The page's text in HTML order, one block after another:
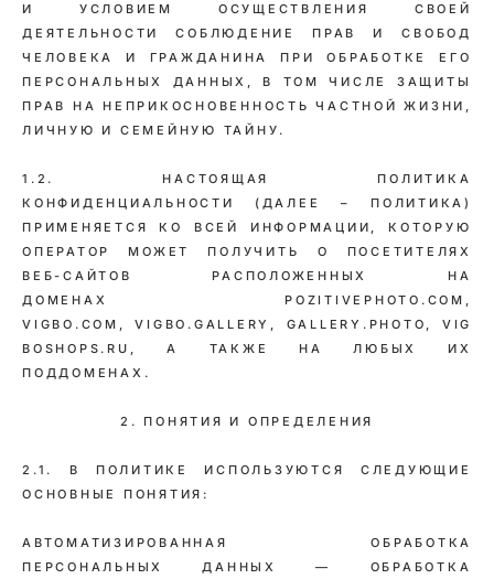
И УСЛОВИЕМ ОСУЩЕСТВЛЕНИЯ СВОЕЙ
ДЕЯТЕЛЬНОСТИ СОБЛЮДЕНИЕ ПРАВ И СВОБОД
ЧЕЛОВЕКА И ГРАЖДАНИНА ПРИ ОБРАБОТКЕ ЕГО
ПЕРСОНАЛЬНЫХ ДАННЫХ, В ТОМ ЧИСЛЕ ЗАЩИТЫ
ПРАВ НА НЕПРИКОСНОВЕННОСТЬ ЧАСТНОЙ ЖИЗНИ,
ЛИЧНУЮ И СЕМЕЙНУЮ ТАЙНУ.
1.2. НАСТОЯЩАЯ ПОЛИТИКА
КОНФИДЕНЦИАЛЬНОСТИ (ДАЛЕЕ – ПОЛИТИКА)
ПРИМЕНЯЕТСЯ КО ВСЕЙ ИНФОРМАЦИИ, КОТОРУЮ
ОПЕРАТОР МОЖЕТ ПОЛУЧИТЬ О ПОСЕТИТЕЛЯХ
ВЕБ-САЙТОВ РАСПОЛОЖЕННЫХ НА
ДОМЕНАХ POZITIVEPHOTO.COM,
VIGBO.COM, VIGBO.GALLERY, GALLERY.PHOTO, VIG
BOSHOPS.RU, А ТАКЖЕ НА ЛЮБЫХ ИХ
ПОДДОМЕНАХ.
2. ПОНЯТИЯ И ОПРЕДЕЛЕНИЯ
2.1. В ПОЛИТИКЕ ИСПОЛЬЗУЮТСЯ СЛЕДУЮЩИЕ
ОСНОВНЫЕ ПОНЯТИЯ:
АВТОМАТИЗИРОВАННАЯ ОБРАБОТКА
ПЕРСОНАЛЬНЫХ ДАННЫХ — ОБРАБОТКА